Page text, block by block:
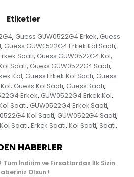
Etiketler
, Guess GUW0522G4 Erkek, Guess
, Guess GUW0522G4 Erkek Kol Saati,
Saati, Guess GUW0522G4 Kol,
Saati, Guess GUW0522G4 Saati,
Kol, Guess Erkek Kol Saati, Guess
, Guess Kol Saati, Guess Saati,
Erkek, GUW0522G4 Erkek Kol,
Saati, GUW0522G4 Erkek Saati,
Kol Saati, GUW0522G4 Saati,
Saati, Erkek Saati, Kol Saati, Saati,
HABERLER
Tüm İndirim ve Fırsatlardan İlk Sizin
Olsun !